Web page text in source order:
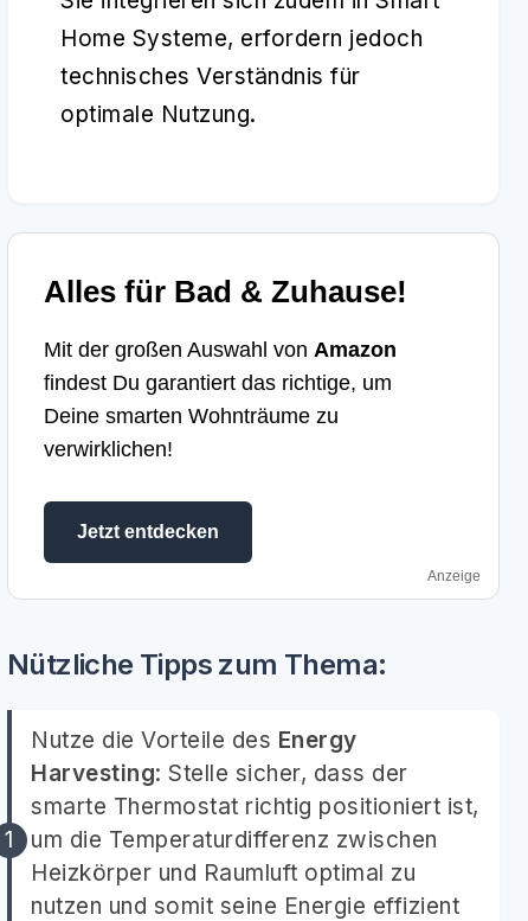
Home Systeme, erfordern jedoch
technisches Verständnis für
optimale Nutzung.
Alles für Bad & Zuhause!
Mit der großen Auswahl von Amazon
findest Du garantiert das richtige, um
Deine smarten Wohnträume zu
verwirklichen!
Jetzt entdecken
Anzeige
Nützliche Tipps zum Thema:
Nutze die Vorteile des Energy
Harvesting: Stelle sicher, dass der
smarte Thermostat richtig positioniert ist,
um die Temperaturdifferenz zwischen
Heizkörper und Raumluft optimal zu
nutzen und somit seine Energie effizient